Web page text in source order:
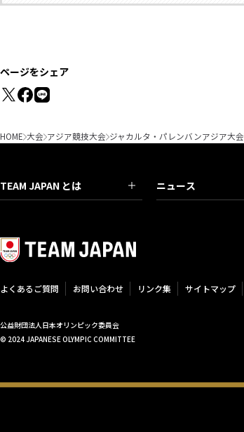
ページをシェア
HOME 大会 アジア競技大会 ジャカルタ・パレンバンアジア大会
TEAM JAPAN とは ニュース
よくあるご質問 お問い合わせ リンク集 サイトマップ
公益財団法人日本オリンピック委員会
© 2024 JAPANESE OLYMPIC COMMITTEE